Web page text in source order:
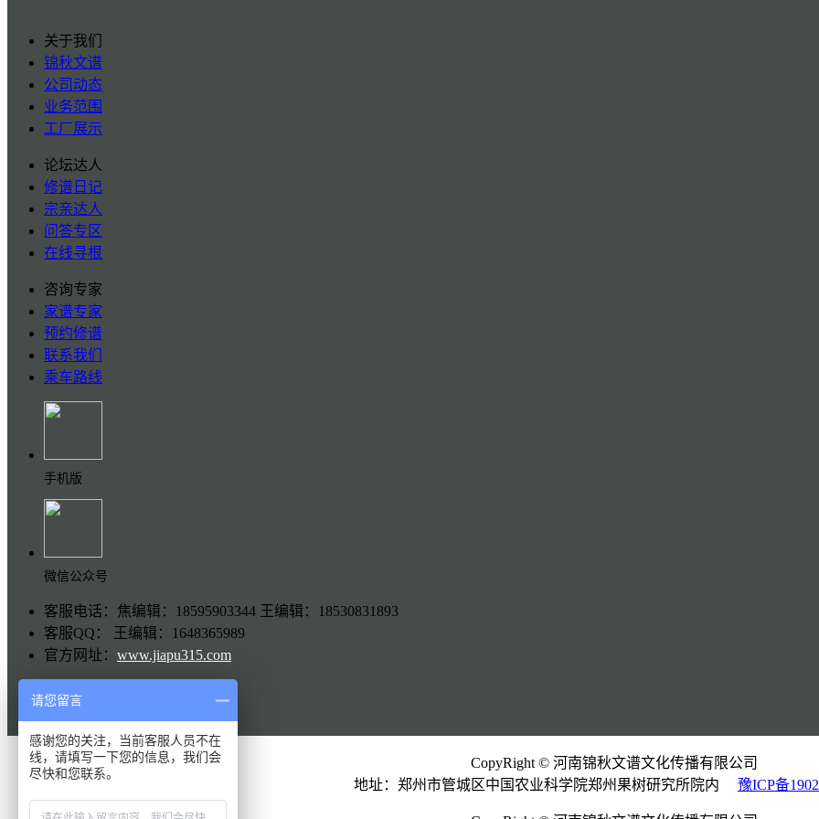
关于我们
锦秋文谱
公司动态
业务范围
工厂展示
论坛达人
修谱日记
宗亲达人
问答专区
在线寻根
咨询专家
家谱专家
预约修谱
联系我们
乘车路线
手机版
微信公众号
客服电话：焦编辑：18595903344 王编辑：18530831893
客服QQ： 王编辑：1648365989
官方网址： www.jiapu315.com
CopyRight © 河南锦秋文谱文化传播有限公司
地址：郑州市管城区中国农业科学院郑州果树研究所院内 豫ICP备
请您留言
感谢您的关注，当前客服人员不在
线，请填写一下您的信息，我们会
尽快和您联系。